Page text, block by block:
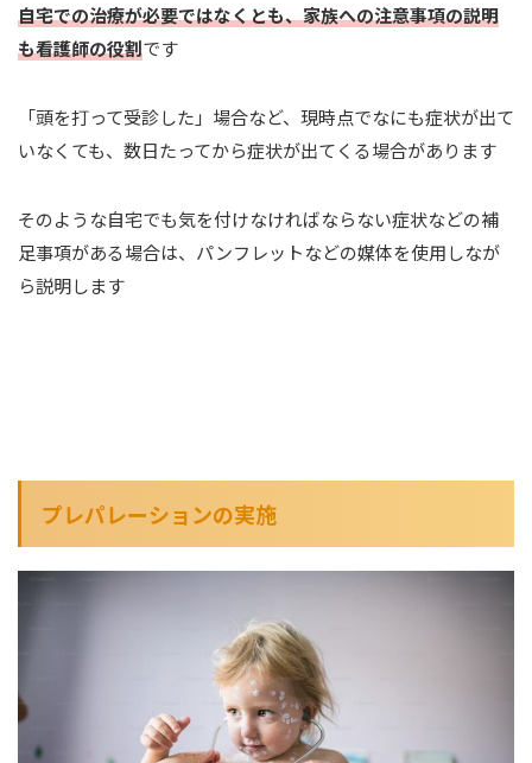
自宅での治療が必要ではなくとも、家族への注意事項の説明
も看護師の役割です
「頭を打って受診した」場合など、現時点でなにも症状が出て
いなくても、数日たってから症状が出てくる場合があります
そのような自宅でも気を付けなければならない症状などの補
足事項がある場合は、パンフレットなどの媒体を使用しなが
ら説明します
プレパレーションの実施